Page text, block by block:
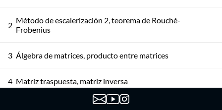
2 Método de escalerización 2, teorema de Rouché-
Frobenius
3 Álgebra de matrices, producto entre matrices
4 Matriz traspuesta, matriz inversa
El espacio de n-uplas. Combinación lineal. Independencia